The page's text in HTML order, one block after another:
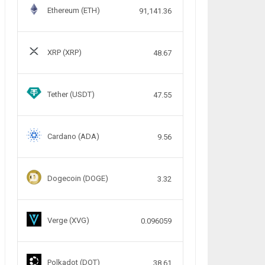
Ethereum (ETH) 91,141.36
XRP (XRP) 48.67
Tether (USDT) 47.55
Cardano (ADA) 9.56
Dogecoin (DOGE) 3.32
Verge (XVG) 0.096059
Polkadot (DOT) 38.61